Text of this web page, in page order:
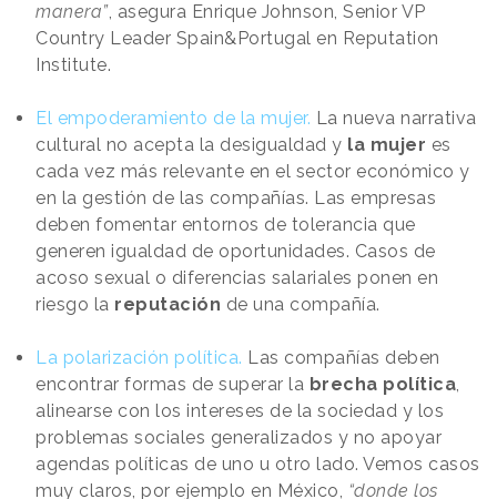
manera”, asegura Enrique Johnson, Senior VP
Country Leader Spain&Portugal en Reputation
Institute.
El empoderamiento de la mujer. La nueva narrativa
cultural no acepta la desigualdad y la mujer es
cada vez más relevante en el sector económico y
en la gestión de las compañías. Las empresas
deben fomentar entornos de tolerancia que
generen igualdad de oportunidades. Casos de
acoso sexual o diferencias salariales ponen en
riesgo la reputación de una compañía.
La polarización política. Las compañías deben
encontrar formas de superar la brecha política,
alinearse con los intereses de la sociedad y los
problemas sociales generalizados y no apoyar
agendas políticas de uno u otro lado. Vemos casos
muy claros, por ejemplo en México, “donde los